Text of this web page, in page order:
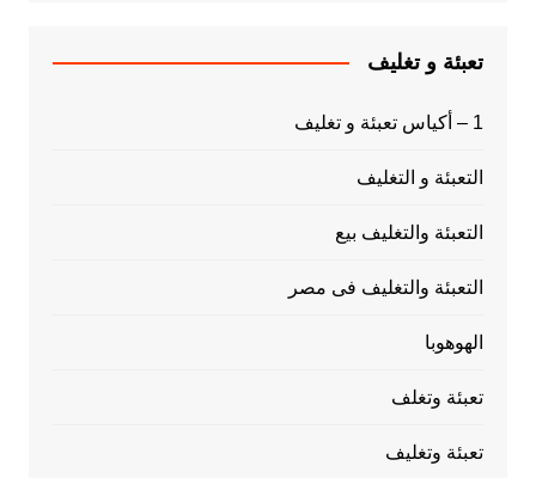
تعبئة و تغليف
1 – أكياس تعبئة و تغليف
التعبئة و التغليف
التعبئة والتغليف بيع
التعبئة والتغليف فى مصر
الهوهوبا
تعبئة وتغلف
تعبئة وتغليف